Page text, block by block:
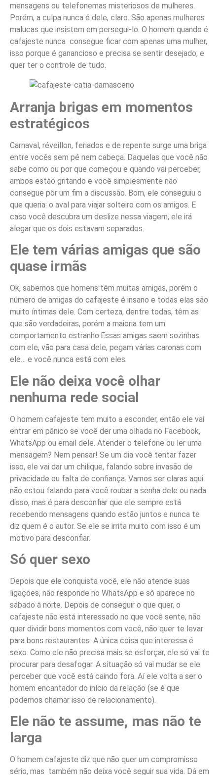
mensagens ou telefonemas misteriosos de mulheres.
Porém, a culpa nunca é dele, claro. São apenas mulheres
malucas que insistem em persegui-lo. O homem quando é
cafajeste nunca consegue ficar com apenas uma mulher,
isso porque é ganancioso e precisa se sentir desejado; e
quer ter o controle de tudo.
Arranja brigas em momentos
estratégicos
Carnaval, réveillon, feriados e de repente surge uma briga
entre vocês sem pé nem cabeça. Daquelas que você não
sabe como ou por que começou e quando vai perceber,
ambos estão gritando e você simplesmente não
consegue pôr um fim a discussão. Bom, ele conseguiu o
que queria: o aval para viajar solteiro com os amigos. E
caso você descubra um deslize nessa viagem, ele irá
alegar que os dois estavam separados.
Ele tem várias amigas que são
quase irmãs
Ok, sabemos que homens têm muitas amigas, porém o
número de amigas do cafajeste é insano e todas elas são
muito íntimas dele. Com certeza, dentre todas, têm as
que são verdadeiras, porém a maioria tem um
comportamento estranho.Essas amigas saem sozinhas
com ele, vão para casa dele, pegam várias caronas com
ele… e você nunca está com eles.
Ele não deixa você olhar
nenhuma rede social
O homem cafajeste tem muito a esconder, então ele vai
entrar em pânico se você der uma olhada no Facebook,
WhatsApp ou email dele. Atender o telefone ou ler uma
mensagem? Nem pensar! Se um dia você tentar fazer
isso, ele vai dar um chilique, falando sobre invasão de
privacidade ou falta de confiança. Vamos ser claras aqui:
não estou falando para você roubar a senha dele ou nada
disso, mas é para desconfiar que ele sempre está
recebendo mensagens quando estão juntos e nunca te
diz quem é o autor. Se ele se irrita muito com isso é um
motivo para desconfiar.
Só quer sexo
Depois que ele conquista você, ele não atende suas
ligações, não responde no WhatsApp e só aparece no
sábado à noite. Depois de conseguir o que quer, o
cafajeste não está interessado no que você sente, não
quer dividir bons momentos com você, não quer te levar
para bons restaurantes. A única coisa que interessa é
sexo. Como ele não precisa mais se esforçar, ele só vai te
procurar para desafogar. A situação só vai mudar se ele
perceber que você está caindo fora. Aí ele volta a ser o
homem encantador do início da relação (se é que
podemos chamar isso de relacionamento).
Ele não te assume, mas não te
larga
O homem cafajeste diz que não quer um compromisso
sério, mas também não deixa você seguir sua vida. Dá em